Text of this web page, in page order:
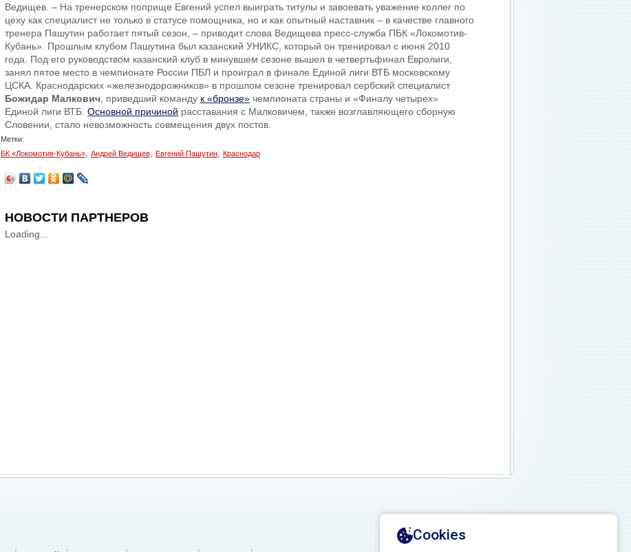
Ведищев. – На тренерском поприще Евгений успел выиграть титулы и завоевать уважение коллег по
цеху как специалист не только в статусе помощника, но и как опытный наставник – в качестве главного
тренера Пашутин работает пятый сезон, – приводит слова Ведищева пресс-служба ПБК «Локомотив-
Кубань». Прошлым клубом Пашутина был казанский УНИКС, который он тренировал с июня 2010
года. Под его руководством казанский клуб в минувшем сезоне вышел в четвертьфинал Евролиги,
занял пятое место в чемпионате России ПБЛ и проиграл в финале Единой лиги ВТБ московскому
ЦСКА. Краснодарских «железнодорожников» в прошлом сезоне тренировал сербский специалист
Божидар Малкович , приведший команду к «бронзе» чемпионата страны и «Финалу четырех»
Единой лиги ВТБ. Основной причиной расставания с Малковичем, также возглавляющего сборную
Словении, стало невозможность совмещения двух постов.
Метки:
БК «Локомотив-Кубань»
Андрей Ведищев Евгений Пашутин Краснодар
НОВОСТИ ПАРТНЕРОВ
Loading...